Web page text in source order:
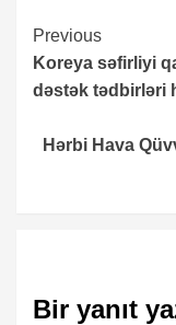
Continue
Reading
Previous
Koreya səfirliyi
dəstək tədbirləri
Hərbi Hava
Bir yanıt